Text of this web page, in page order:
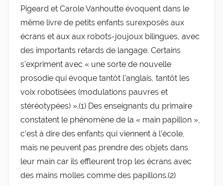
Pigeard et Carole Vanhoutte évoquent dans le
même livre de petits enfants surexposés aux
écrans et aux aux robots-joujoux bilingues, avec
des importants retards de langage. Certains
s’expriment avec « une sorte de nouvelle
prosodie qui évoque tantôt l’anglais, tantôt les
voix robotisées (modulations pauvres et
stéréotypées) ».(1) Des enseignants du primaire
constatent le phénomène de la « main papillon »,
c’est à dire des enfants qui viennent à l’école,
mais ne peuvent pas prendre des objets dans
leur main car ils effleurent trop les écrans avec
des mains molles comme des papillons.(2)